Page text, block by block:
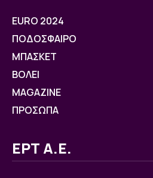
EURO 2024
ΠΟΔΟΣΦΑΙΡΟ
ΜΠΑΣΚΕΤ
ΒOΛΕΙ
MAGAZINE
ΠΡΟΣΩΠΑ
ΕΡΤ Α.Ε.